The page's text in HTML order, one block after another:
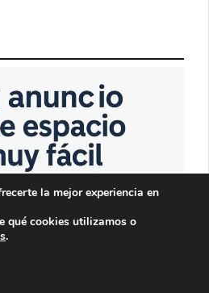
la mejor experiencia en
qué cookies utilizamos o
.